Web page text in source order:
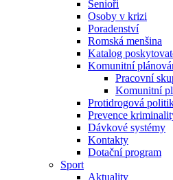
Senioři
Osoby v krizi
Poradenství
Romská menšina
Katalog
Komunitní
Pracovní
Komunitní
Protidrogová
Prevence
Dávkové systémy
Kontakty
Dotační program
Sport
Aktuality